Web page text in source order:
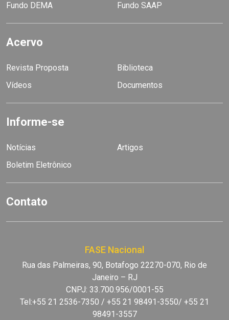
Fundo DEMA Fundo SAAP
Acervo
Revista Proposta
Biblioteca
Vídeos
Documentos
Informe-se
Notícias
Artigos
Boletim Eletrônico
Contato
FASE Nacional
Rua das Palmeiras, 90, Botafogo 22270-070, Rio de
Janeiro – RJ
CNPJ: 33.700.956/0001-55
Tel:+55 21 2536-7350 / +55 21 98491-3550/ +55 21
98491-3557